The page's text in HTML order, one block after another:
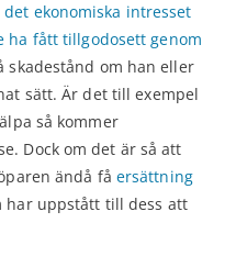
ekonomiska intresset
ha fått tillgodosett genom
skadestånd om han eller
sätt. Är det till exempel
så kommer
Dock om det är så att
ändå få ersättning
har uppstått till dess att